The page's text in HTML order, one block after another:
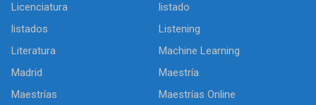
Licenciatura
listado
listados
Listening
Literatura
Machine Learning
Madrid
Maestría
Maestrías
Maestrías Online